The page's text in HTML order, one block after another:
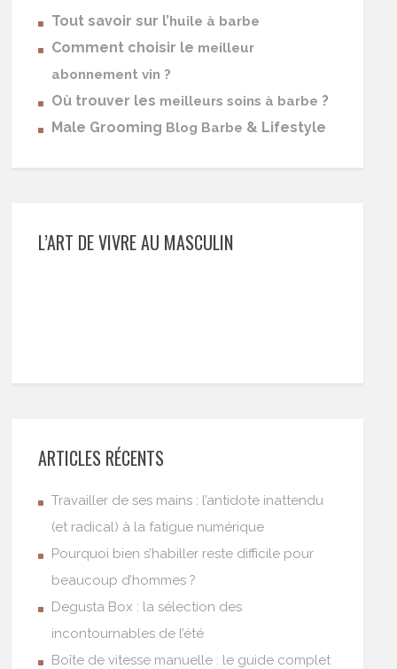
Tout savoir sur l’huile à barbe
Comment choisir le meilleur
abonnement vin ?
Où trouver les meilleurs soins à barbe ?
Male Grooming Blog Barbe & Lifestyle
L’ART DE VIVRE AU MASCULIN
ARTICLES RÉCENTS
Travailler de ses mains : l’antidote inattendu
(et radical) à la fatigue numérique
Pourquoi bien s’habiller reste difficile pour
beaucoup d’hommes ?
Degusta Box : la sélection des
incontournables de l’été
Boîte de vitesse manuelle : le guide complet